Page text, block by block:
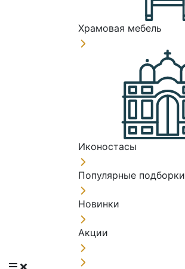
Храмовая мебель
Иконостасы
Популярные подборки
Новинки
Акции